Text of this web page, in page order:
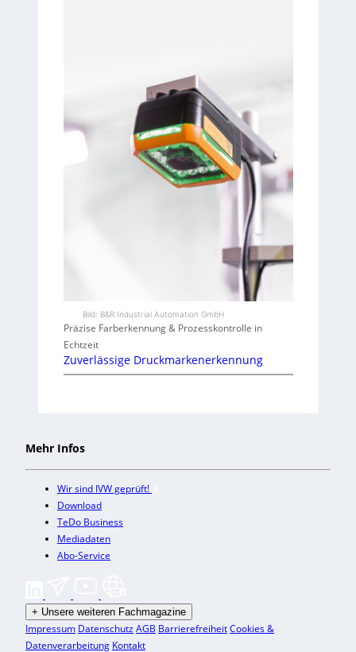
Bild: B&R Industrial Automation GmbH
Präzise Farberkennung & Prozesskontrolle in
Echtzeit
Zuverlässige Druckmarkenerkennung
Mehr Infos
Wir sind IVW geprüft!
Download
TeDo Business
Mediadaten
Abo-Service
+ Unsere weiteren Fachmagazine
Impressum DatenschutzAGB BarrierefreiheitCookies &
Datenverarbeitung Kontakt